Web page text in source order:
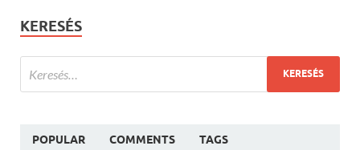
KERESÉS
POPULAR COMMENTS TAGS